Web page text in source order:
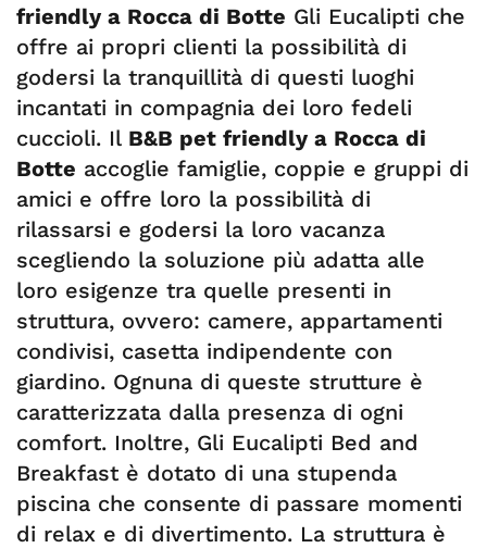
friendly a Rocca di Botte Gli Eucalipti che
offre ai propri clienti la possibilità di
godersi la tranquillità di questi luoghi
incantati in compagnia dei loro fedeli
cuccioli. Il B&B pet friendly a Rocca di
Botte accoglie famiglie, coppie e gruppi di
amici e offre loro la possibilità di
rilassarsi e godersi la loro vacanza
scegliendo la soluzione più adatta alle
loro esigenze tra quelle presenti in
struttura, ovvero: camere, appartamenti
condivisi, casetta indipendente con
giardino. Ognuna di queste strutture è
caratterizzata dalla presenza di ogni
comfort. Inoltre, Gli Eucalipti Bed and
Breakfast è dotato di una stupenda
piscina che consente di passare momenti
di relax e di divertimento. La struttura è